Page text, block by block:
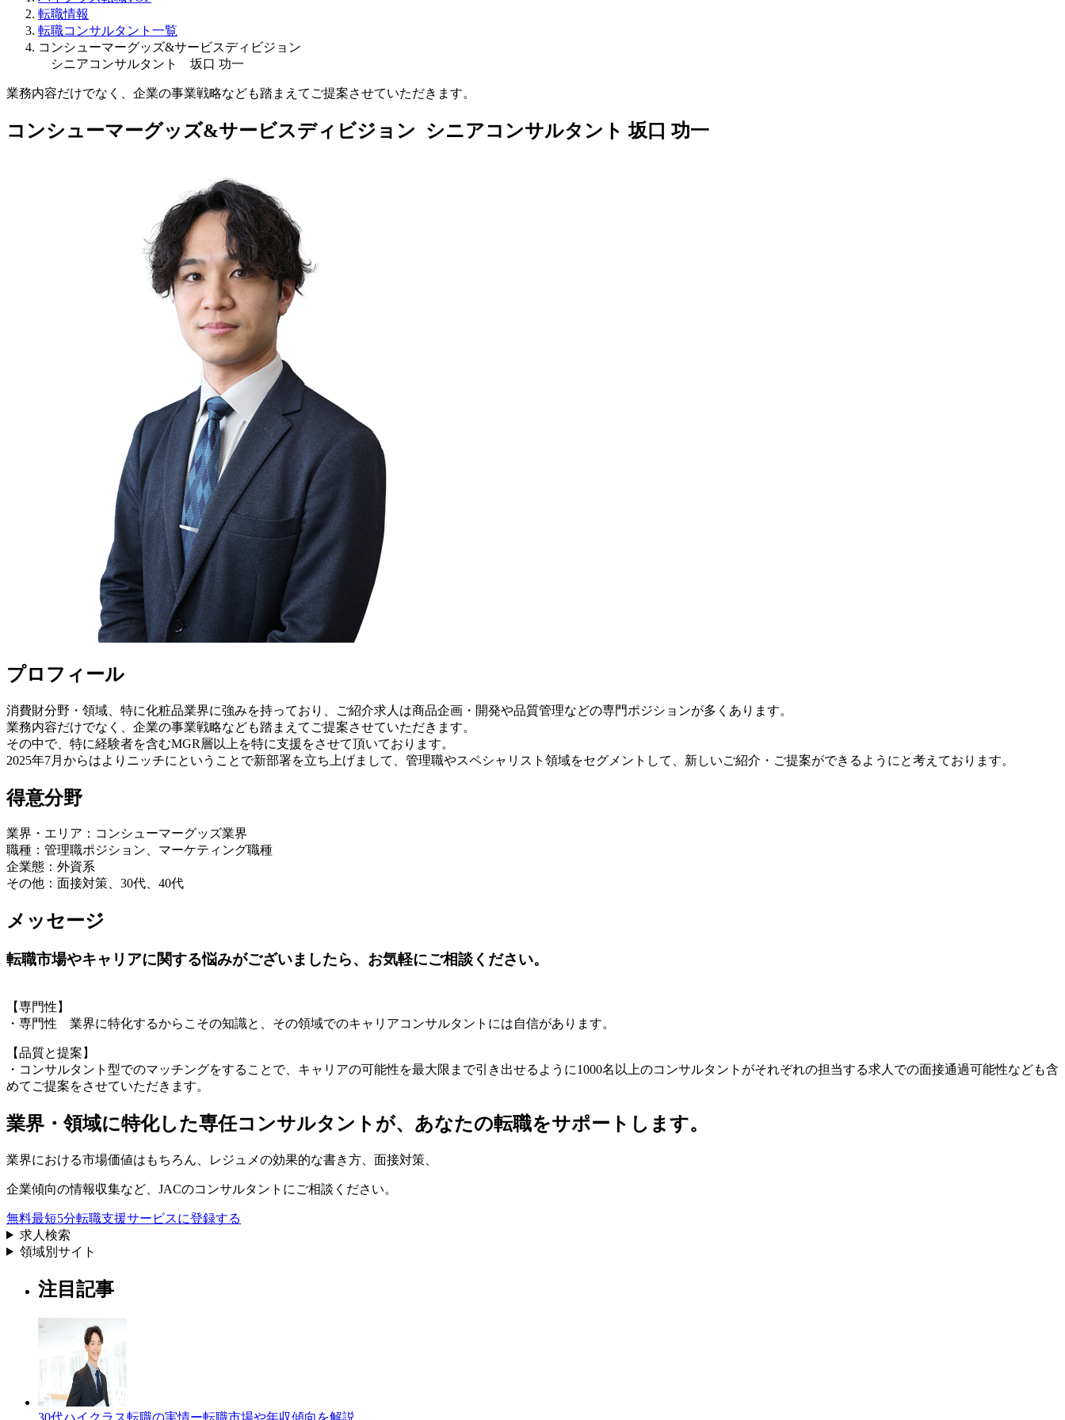
転職情報
転職コンサルタント一覧
コンシューマーグッズ&サービスディビジョン
シニアコンサルタント 坂口 功一
業務内容だけでなく、企業の事業戦略なども踏まえてご提案させていただきます。
コンシューマーグッズ&サービスディビジョン シニアコンサルタント坂口 功一
プロフィール
消費財分野・領域、特に化粧品業界に強みを持っており、ご紹介求人は商品企画・開発や品質管理などの専門ポジションが多くあります。
業務内容だけでなく、企業の事業戦略なども踏まえてご提案させていただきます。
その中で、特に経験者を含むMGR層以上を特に支援をさせて頂いております。
2025年7月からはよりニッチにということで新部署を立ち上げまして、管理職やスペシャリスト領域をセグメントして、新しいご紹介・ご提案ができるようにと考えております。
得意分野
業界・エリア：コンシューマーグッズ業界
職種：管理職ポジション、マーケティング職種
企業態：外資系
その他：面接対策、30代、40代
メッセージ
転職市場やキャリアに関する悩みがございましたら、お気軽にご相談ください。
【専門性】
・専門性 業界に特化するからこその知識と、その領域でのキャリアコンサルタントには自信があります。
【品質と提案】
・コンサルタント型でのマッチングをすることで、キャリアの可能性を最大限まで引き出せるように1000名以上のコンサルタントがそれぞれの担当する求人での面接通過可能性なども含
めてご提案をさせていただきます。
業界・領域に特化した専任コンサルタントが、 あなたの転職をサポートします。
業界における市場価値はもちろん、 レジュメの効果的な書き方 面接対策
企業傾向の情報収集など、 JACのコンサルタントにご相談ください。
無料最短5分転職支援サービスに登録する
求人検索
領域別サイト
注目記事
30代ハイクラス転職の実情ー転職市場や年収傾向を解説